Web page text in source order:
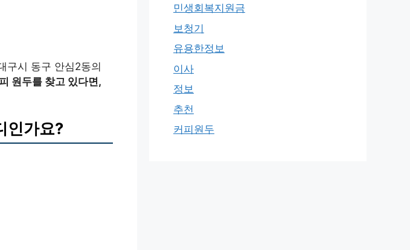
구시 동구 안심2동의
원두를 찾고 있다면,
인가요?
민생회복지원금
보청기
유용한정보
이사
정보
추천
커피원두